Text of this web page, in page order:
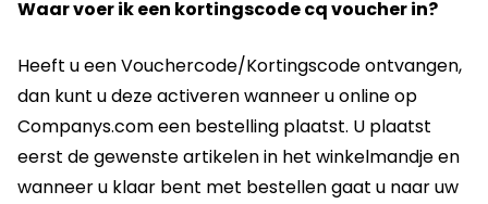
Waar voer ik een kortingscode cq voucher in?
Heeft u een Vouchercode/Kortingscode ontvangen,
dan kunt u deze activeren wanneer u online op
Companys.com een bestelling plaatst. U plaatst
eerst de gewenste artikelen in het winkelmandje en
wanneer u klaar bent met bestellen gaat u naar uw